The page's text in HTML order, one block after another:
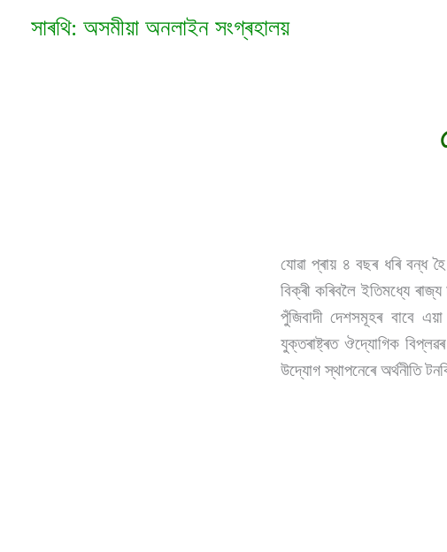
সাৰথি: অসমীয়া অনলাইন সংগ্ৰহালয়
যোৱা প্ৰায় ৪ বছৰ ধৰি বন্ধ
বিক্ৰী কৰিবলৈ ইতিমধ্যে
পুঁজিবাদী দেশসমূহৰ বাবে
যুক্তৰাষ্ট্ৰত ঔদ্যোগিক
উদ্যোগ স্থাপনেৰে অৰ্থনীতি